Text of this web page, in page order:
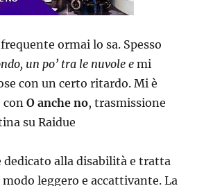
ormai lo sa. Spesso
un po’ tra le nuvoleemi
con un certo ritardo. Mi è
conO anche no, trasmissione
su Raidue
dedicato alla disabilità e tratta
leggero e accattivante. La